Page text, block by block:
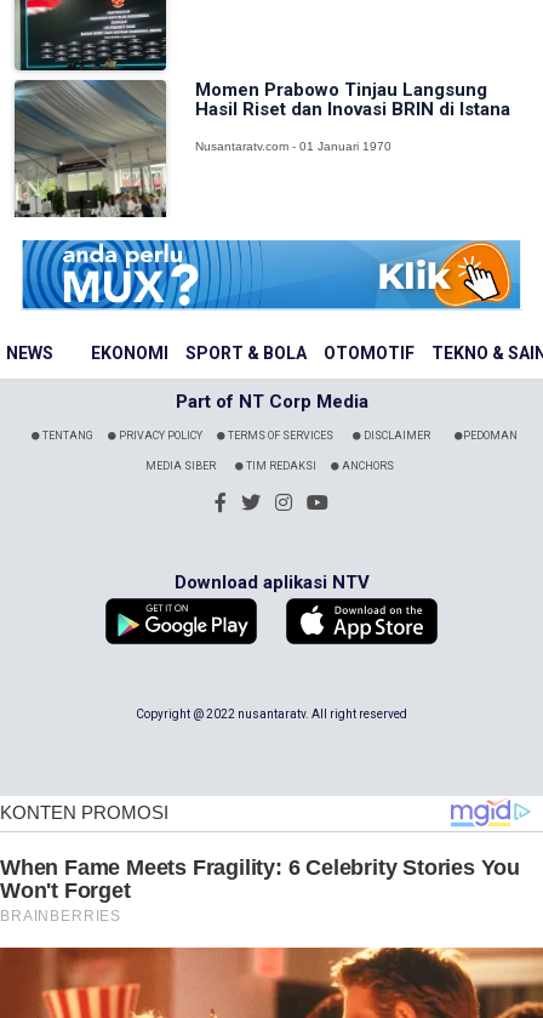
NEWS EKONOMI SPORT & BOLA OTOMOTIF TEKNO &
Momen Prabowo Tinjau Langsung
Hasil Riset dan Inovasi BRIN di Istana
Nusantaratv.com - 01 Januari 1970
Part of NT Corp Media
TENTANG PRIVACY POLICY TERMS OF SERVICES DISCLAIMER PEDOMAN
MEDIA SIBER TIM REDAKSI ANCHORS
Download aplikasi NTV
Copyright @ 2022 nusantaratv. All right reserved